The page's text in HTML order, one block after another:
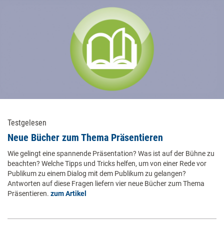
Testgelesen
Neue Bücher zum Thema Präsentieren
Wie gelingt eine spannende Präsentation? Was ist auf der Bühne zu
beachten? Welche Tipps und Tricks helfen, um von einer Rede vor
Publikum zu einem Dialog mit dem Publikum zu gelangen?
Antworten auf diese Fragen liefern vier neue Bücher zum Thema
Präsentieren. zum Artikel